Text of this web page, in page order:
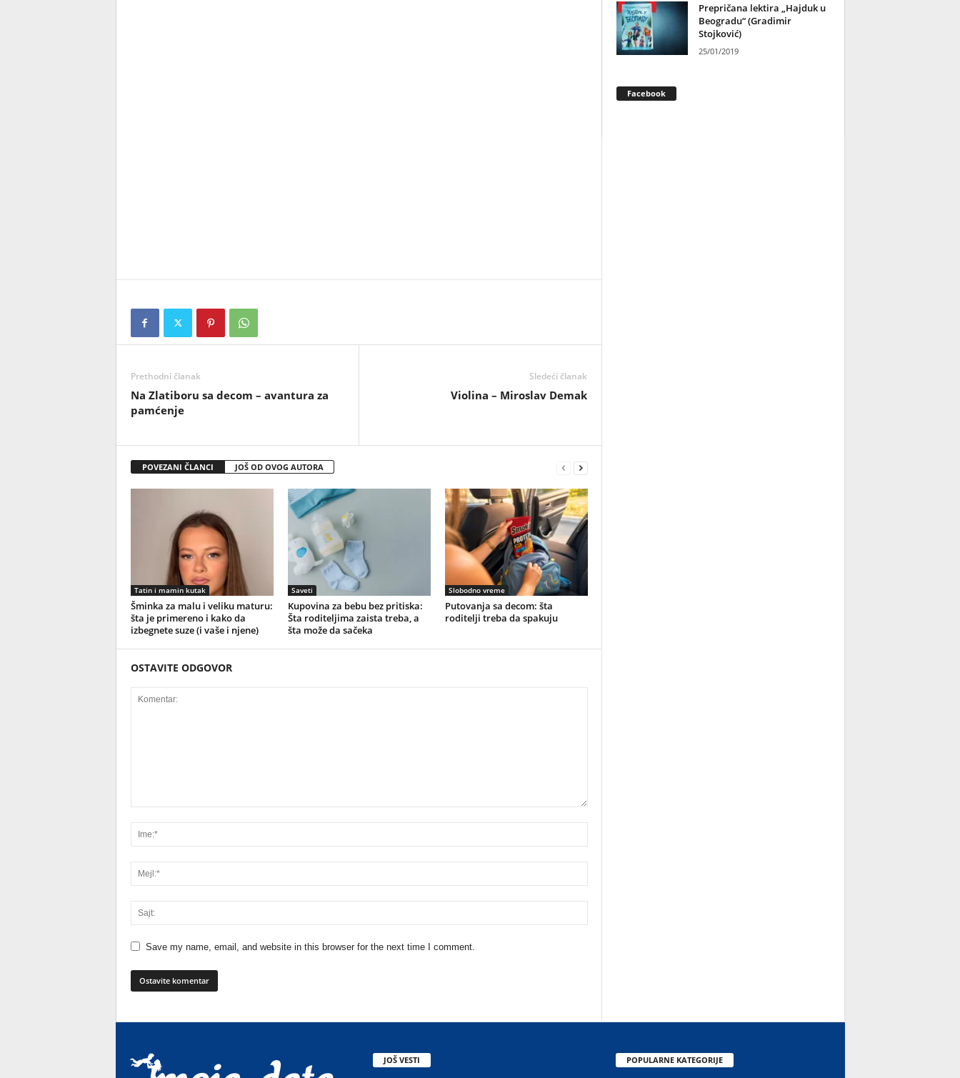
Prethodni članak
Na Zlatiboru sa decom – avantura za
pamćenje
Sledeći članak
Violina – Miroslav Demak
POVEZANI ČLANCI JOŠ OD OVOG AUTORA
Tatin i mamin kutak
Šminka za malu i veliku maturu:
šta je primereno i kako da
izbegnete suze (i vaše i njene)
Saveti
Kupovina za bebu bez pritiska:
Šta roditeljima zaista treba, a
šta može da sačeka
Slobodno vreme
Putovanja sa decom: šta
roditelji treba da spakuju
OSTAVITE ODGOVOR
Save my name, email, and website in this browser for the next time I comment.
Prepričana lektira „Hajduk u
Beogradu“ (Gradimir
Stojković)
25/01/2019
Facebook
JOŠ VESTI POPULARNE KATEGORIJE